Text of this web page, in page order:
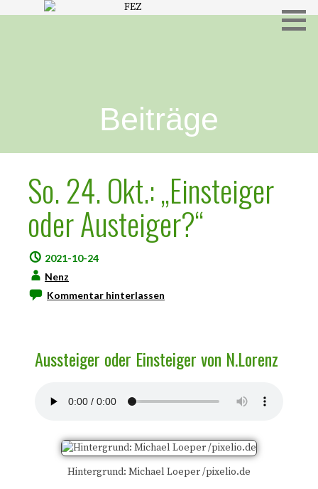
Beiträge
So. 24. Okt.: „Einsteiger
oder Austeiger?“
2021-10-24
Nenz
Kommentar hinterlassen
Aussteiger oder Einsteiger von N.Lorenz
Hintergrund: Michael Loeper /pixelio.de